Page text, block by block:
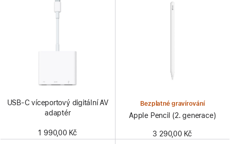
USB‑C víceportový digitální AV
adaptér
1 990,00 Kč
Bezplatné gravírování
Apple Pencil (2. generace)
3 290,00 Kč